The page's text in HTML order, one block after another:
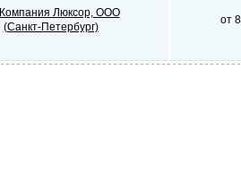
Компания Люксор, ООО
(Санкт-Петербург)
от